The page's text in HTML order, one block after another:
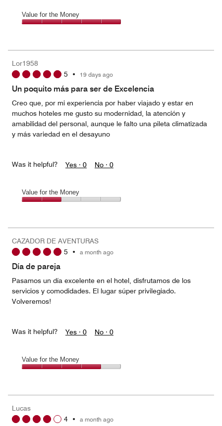
Value for the Money
5
out
5
Lor1958
5 • 19 days ago
Un poquito más para ser de Excelencia
Creo que, por mi experiencia por haber viajado y estar en
muchos hoteles me gusto su modernidad, la atención y
amabilidad del personal, aunque le falto una pileta climatizada
y más variedad en el desayuno
Was it helpful? Yes · 0 No · 0
Value for the Money
2
out
CAZADOR DE AVENTURAS
5 • a month ago
Día de pareja
Pasamos un día excelente en el hotel, disfrutamos de los
servicios y comodidades. El lugar súper privilegiado.
Volveremos!
Was it helpful? Yes · 0 No · 0
Value for the Money
4
out
Lucas
4 • a month ago